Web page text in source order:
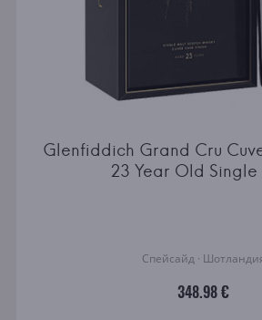
Glenfiddich Grand Cru
23 Year Old
Спейсайд ·
348.98 €